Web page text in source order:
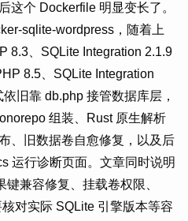
这个 Dockerfile 明显变长了。
sqlite-wordpress，随着上
8.3、SQLite Integration 2.1.9
8.5、SQLite Integration
旧靠 db.php 接管数据库层，
组装、Rust 原生解析
、旧数据卷自愈修复，以及后
运行诊断页面。文章同时说明
兼容修复、挂载卷权限、
对实际 SQLite 引擎版本等容